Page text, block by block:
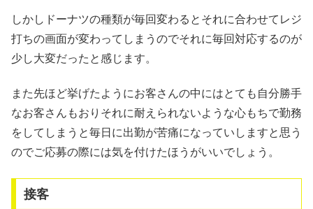
しかしドーナツの種類が毎回変わるとそれに合わせてレジ
打ちの画面が変わってしまうのでそれに毎回対応するのが
少し大変だったと感じます。
また先ほど挙げたようにお客さんの中にはとても自分勝手
なお客さんもおりそれに耐えられないような心もちで勤務
をしてしまうと毎日に出勤が苦痛になっていしますと思う
のでご応募の際には気を付けたほうがいいでしょう。
接客